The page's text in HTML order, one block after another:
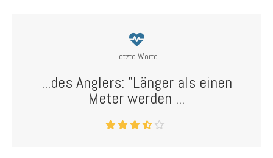
Letzte Worte
...des Anglers: "Länger als einen
Meter werden ...